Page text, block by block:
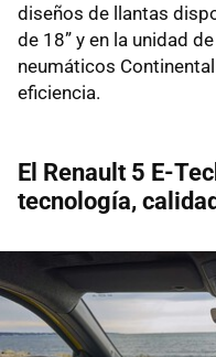
diseños de llantas
de 18” y en la unidad
neumáticos
eficiencia.
El Renault 5 E-
tecnología,